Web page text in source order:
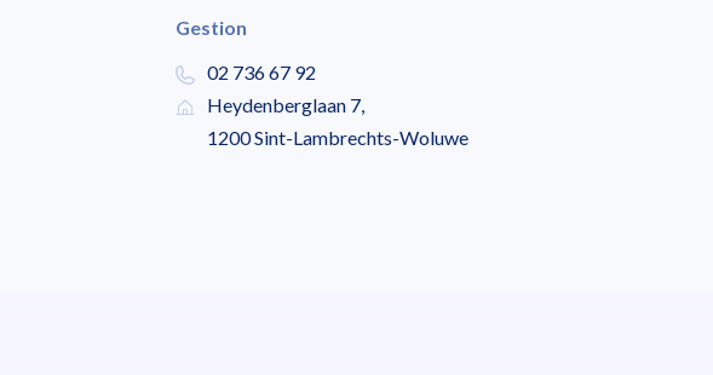
Gestion
02 736 67 92
Heydenberglaan 7,
1200 Sint-Lambrechts-Woluwe